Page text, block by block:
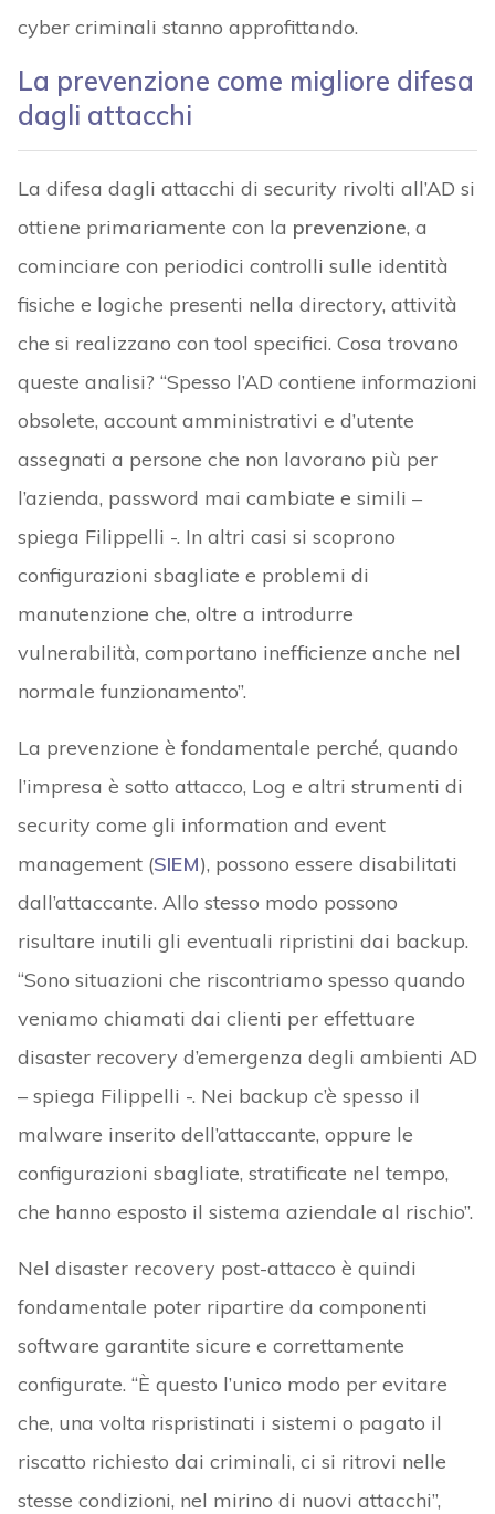
cyber criminali stanno approfittando.
La prevenzione come migliore difesa
dagli attacchi
La difesa dagli attacchi di security rivolti all’AD si
ottiene primariamente con la prevenzione, a
cominciare con periodici controlli sulle identità
fisiche e logiche presenti nella directory, attività
che si realizzano con tool specifici. Cosa trovano
queste analisi? “Spesso l’AD contiene informazioni
obsolete, account amministrativi e d’utente
assegnati a persone che non lavorano più per
l’azienda, password mai cambiate e simili –
spiega Filippelli -. In altri casi si scoprono
configurazioni sbagliate e problemi di
manutenzione che, oltre a introdurre
vulnerabilità, comportano inefficienze anche nel
normale funzionamento”.
La prevenzione è fondamentale perché, quando
l’impresa è sotto attacco, Log e altri strumenti di
security come gli information and event
management (SIEM), possono essere disabilitati
dall’attaccante. Allo stesso modo possono
risultare inutili gli eventuali ripristini dai backup.
“Sono situazioni che riscontriamo spesso quando
veniamo chiamati dai clienti per effettuare
disaster recovery d’emergenza degli ambienti AD
– spiega Filippelli -. Nei backup c’è spesso il
malware inserito dell’attaccante, oppure le
configurazioni sbagliate, stratificate nel tempo,
che hanno esposto il sistema aziendale al rischio”.
Nel disaster recovery post-attacco è quindi
fondamentale poter ripartire da componenti
software garantite sicure e correttamente
configurate. “È questo l’unico modo per evitare
che, una volta rispristinati i sistemi o pagato il
riscatto richiesto dai criminali, ci si ritrovi nelle
stesse condizioni, nel mirino di nuovi attacchi”,